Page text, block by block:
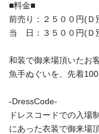
■料金■
前売り：２５００円(Ｄ
当 日：３５００円(Ｄ
和装で御来場頂いたお
魚手ぬぐいを、先着
-DressCode-
ドレスコードでの入場
にあった衣装で御来場